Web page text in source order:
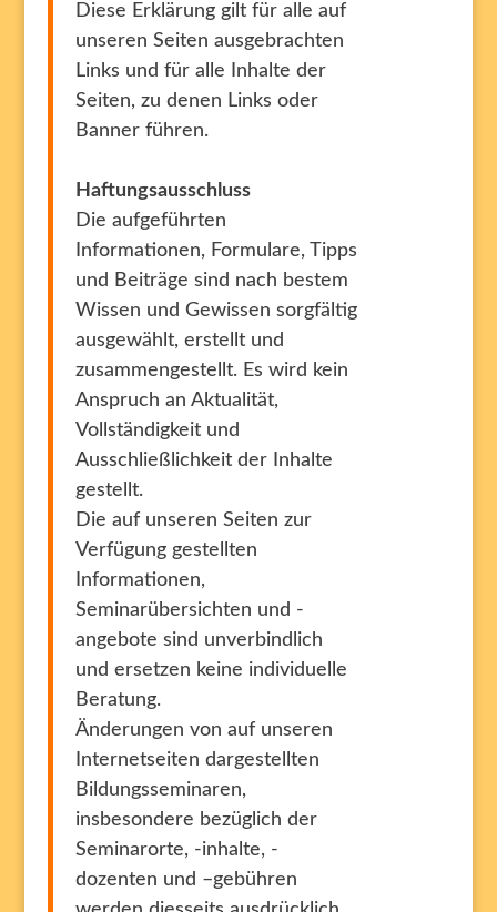
Diese Erklärung gilt für alle auf
unseren Seiten ausgebrachten
Links und für alle Inhalte der
Seiten, zu denen Links oder
Banner führen.
Haftungsausschluss
Die aufgeführten
Informationen, Formulare, Tipps
und Beiträge sind nach bestem
Wissen und Gewissen sorgfältig
ausgewählt, erstellt und
zusammengestellt. Es wird kein
Anspruch an Aktualität,
Vollständigkeit und
Ausschließlichkeit der Inhalte
gestellt.
Die auf unseren Seiten zur
Verfügung gestellten
Informationen,
Seminarübersichten und -
angebote sind unverbindlich
und ersetzen keine individuelle
Beratung.
Änderungen von auf unseren
Internetseiten dargestellten
Bildungsseminaren,
insbesondere bezüglich der
Seminarorte, -inhalte, -
dozenten und –gebühren